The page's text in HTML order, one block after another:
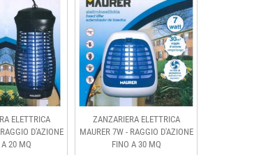
ELETTRICA
D'AZIONE
A 20 MQ
ZANZARIERA ELETTRICA
MAURER 7W - RAGGIO D'AZIONE
FINO A 30 MQ